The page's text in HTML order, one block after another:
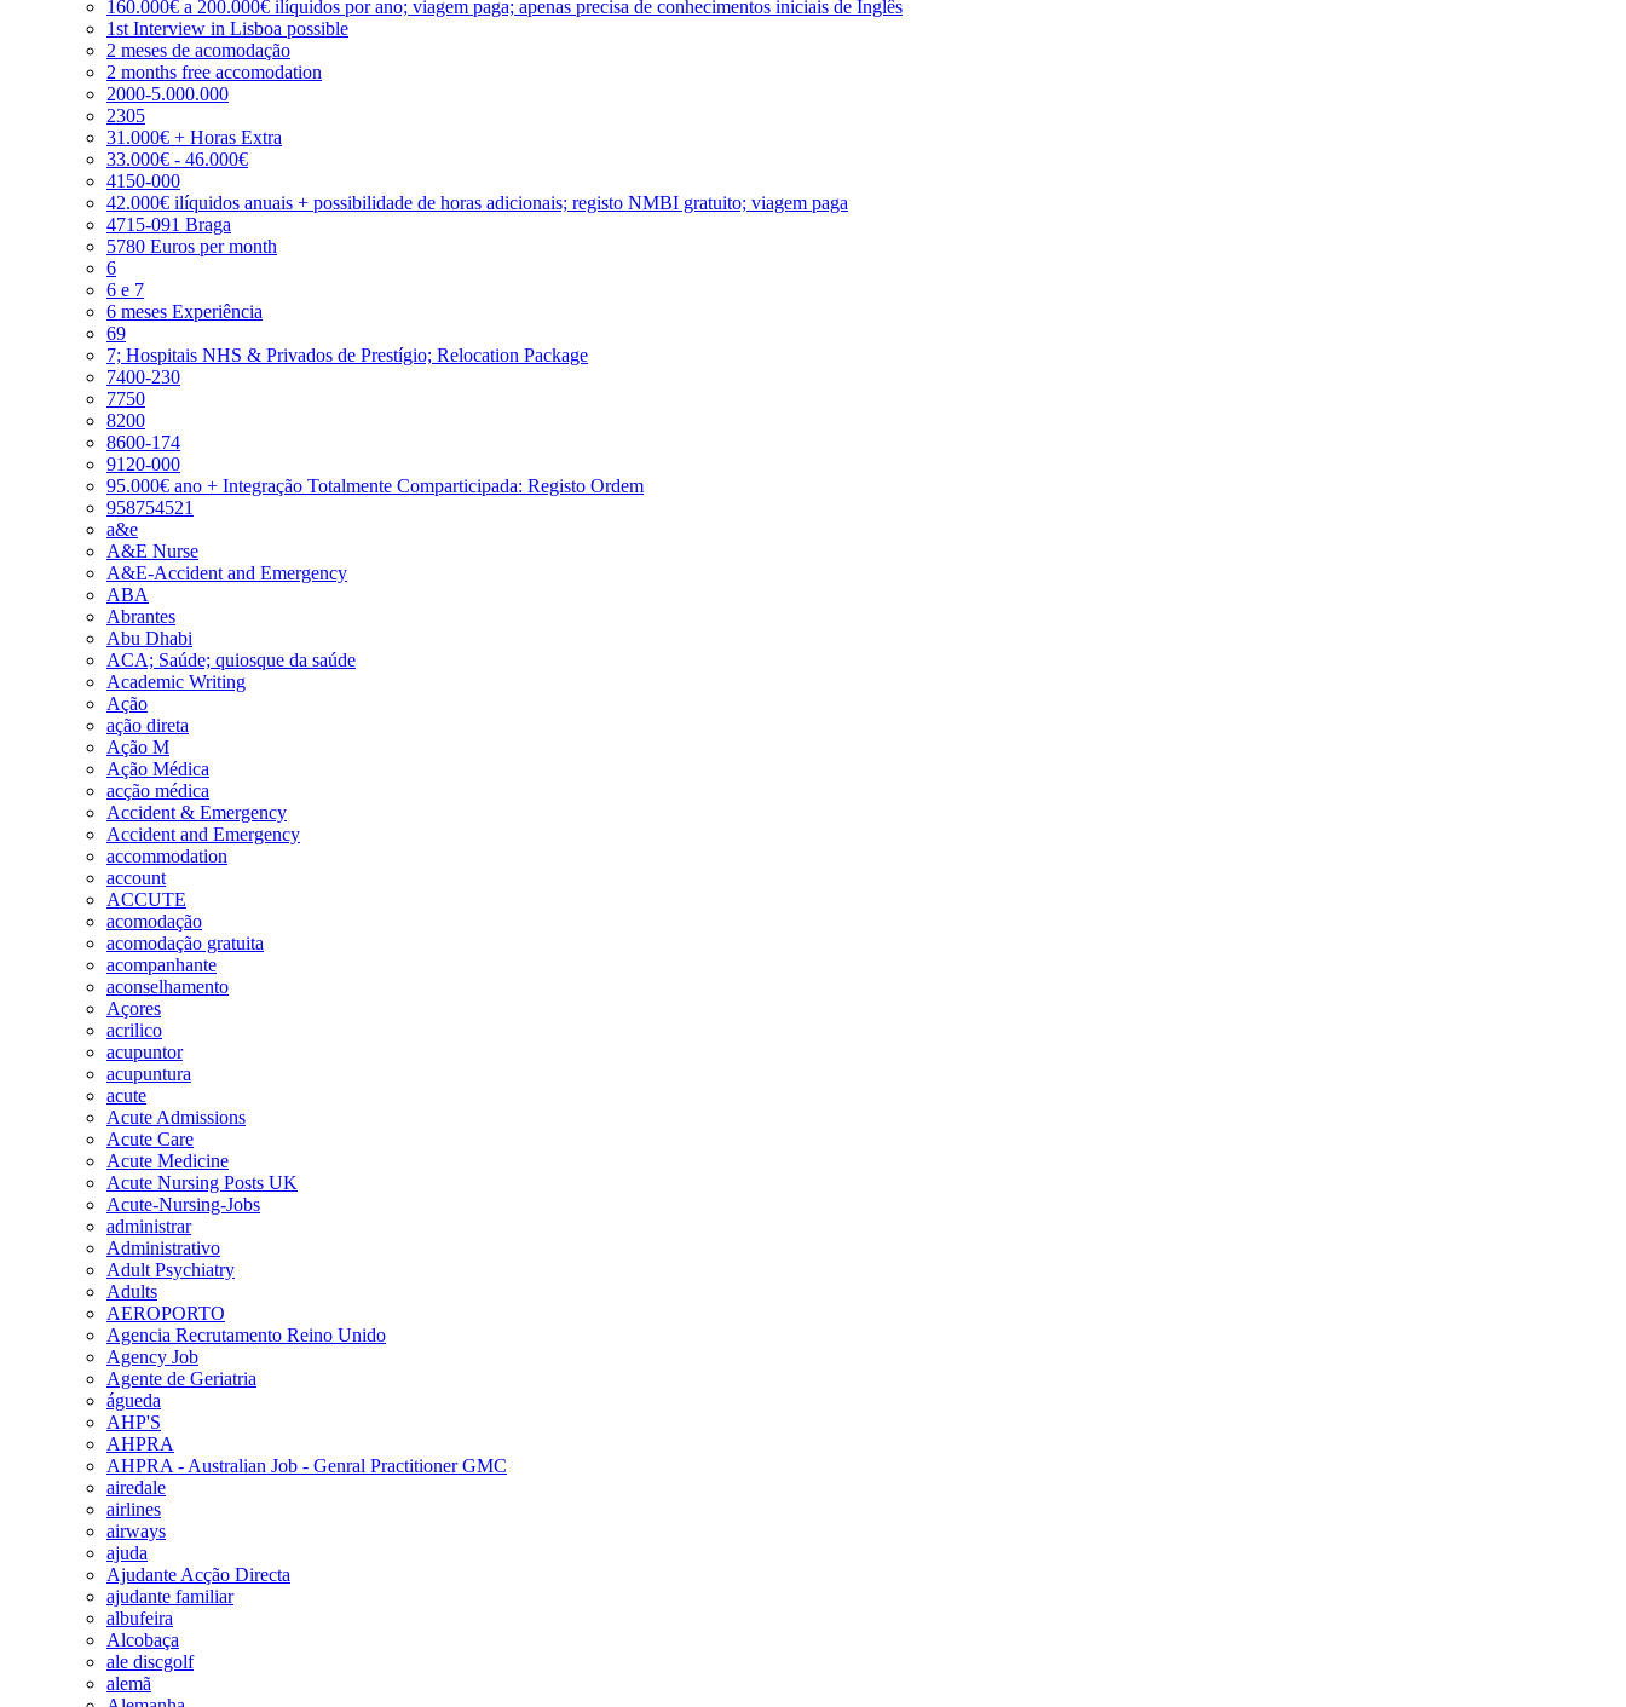
160.000€ a 200.000€ ilíquidos por ano; viagem paga; apenas precisa de conhecimentos iniciais de Inglês
1st Interview in Lisboa possible
2 meses de acomodação
2 months free accomodation
2000-5.000.000
2305
31.000€ + Horas Extra
33.000€ - 46.000€
4150-000
42.000€ ilíquidos anuais + possibilidade de horas adicionais; registo NMBI gratuito; viagem paga
4715-091 Braga
5780 Euros per month
6
6 e 7
6 meses Experiência
69
7; Hospitais NHS & Privados de Prestígio; Relocation Package
7400-230
7750
8200
8600-174
9120-000
95.000€ ano + Integração Totalmente Comparticipada: Registo Ordem
958754521
a&e
A&E Nurse
A&E-Accident and Emergency
ABA
Abrantes
Abu Dhabi
ACA; Saúde; quiosque da saúde
Academic Writing
Ação
ação direta
Ação M
Ação Médica
acção médica
Accident & Emergency
Accident and Emergency
accommodation
account
ACCUTE
acomodação
acomodação gratuita
acompanhante
aconselhamento
Açores
acrilico
acupuntor
acupuntura
acute
Acute Admissions
Acute Care
Acute Medicine
Acute Nursing Posts UK
Acute-Nursing-Jobs
administrar
Administrativo
Adult Psychiatry
Adults
AEROPORTO
Agencia Recrutamento Reino Unido
Agency Job
Agente de Geriatria
águeda
AHP'S
AHPRA
AHPRA - Australian Job - Genral Practitioner GMC
airedale
airlines
airways
ajuda
Ajudante Acção Directa
ajudante familiar
albufeira
Alcobaça
ale discgolf
alemã